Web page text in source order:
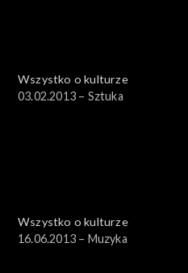
Wszystko o kulturze
03.02.2013 – Sztuka
Wszystko o kulturze
16.06.2013 – Muzyka